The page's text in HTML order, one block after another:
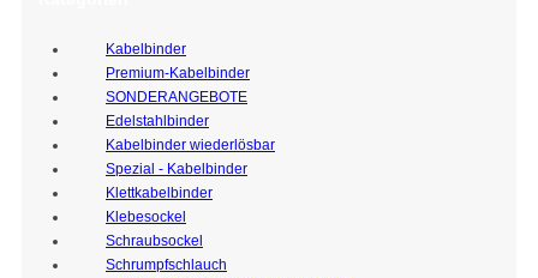
Kabelbinder
Premium-Kabelbinder
SONDERANGEBOTE
Edelstahlbinder
Kabelbinder wiederlösbar
Spezial - Kabelbinder
Klettkabelbinder
Klebesockel
Schraubsockel
Schrumpfschlauch